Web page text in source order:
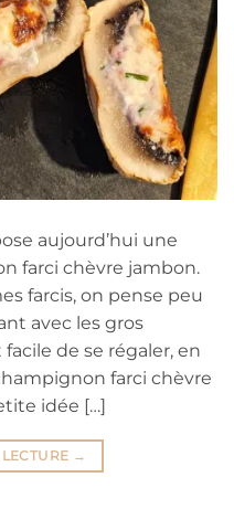
aujourd’hui une
farci chèvre jambon.
farcis, on pense peu
avec les gros
de se régaler, en
farci chèvre
idée […]
→